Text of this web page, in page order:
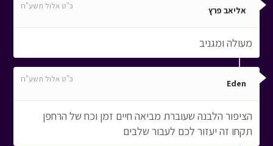
אליאב פרץ כ"ט אלול תשע"ח
מעולה ומגניב
Eden כ"ט אלול תשע"ח
הציפור הלבנה שעוברת מביאה חיים זמן וכח של הרחפן
תקחו זה יעזור לכם לעבור שלבים